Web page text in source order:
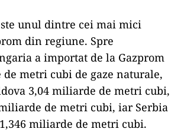
unul dintre cei mai mici
din regiune. Spre
a importat de la Gazprom
metri cubi de gaze naturale,
3,04 miliarde de metri cubi,
de metri cubi, iar Serbia
miliarde de metri cubi.